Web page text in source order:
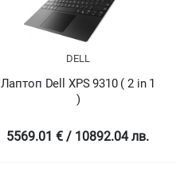
DELL
Лаптоп Dell XPS 9310 ( 2 in 1
)
6248.99 € / 12221.96 лв.